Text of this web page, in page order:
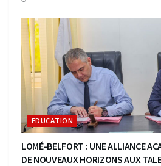
EDUCATION
LOMÉ-BELFORT : UNE ALLIANCE
DE NOUVEAUX HORIZONS AUX